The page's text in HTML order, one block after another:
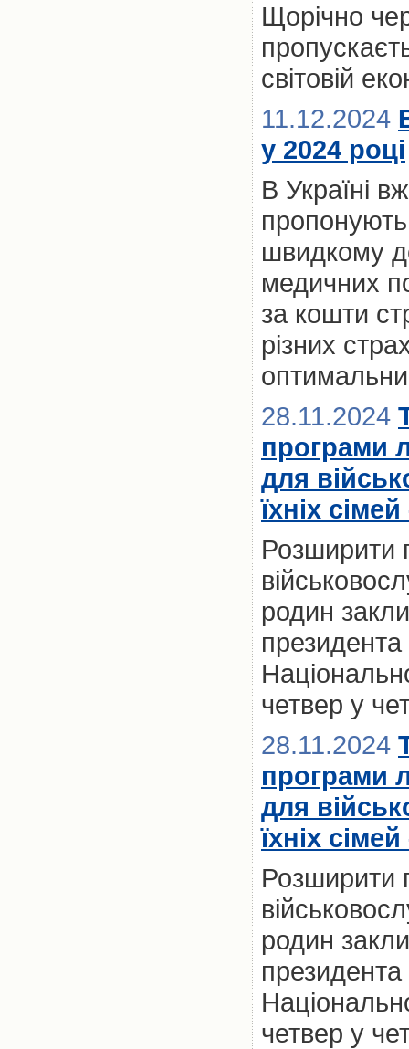
Щорічно
світовій
11.12.2024
у 2024 році
В Україні
швидкому
медичних
за кошти
різних
28.11.2024
програми
для
їхніх
Розширити
родин
президента
четвер у
28.11.2024
програми
для
їхніх
Розширити
родин
президента
четвер у